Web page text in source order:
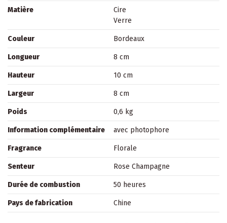
Matière
Cire
Verre
Couleur Bordeaux
Longueur 8 cm
Hauteur 10 cm
Largeur 8 cm
Poids 0,6 kg
Information complémentaire avec photophore
Fragrance Florale
Senteur Rose Champagne
Durée de combustion 50 heures
Pays de fabrication Chine